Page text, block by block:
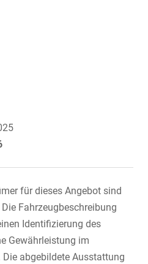
für dieses Angebot sind
Fahrzeugbeschreibung
Identifizierung des
Gewährleistung im
abgebildete Ausstattung